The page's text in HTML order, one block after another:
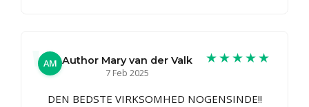
AM Author Mary van der Valk
7 Feb 2025
★★★★★
DEN BEDSTE VIRKSOMHED NOGENSINDE!!